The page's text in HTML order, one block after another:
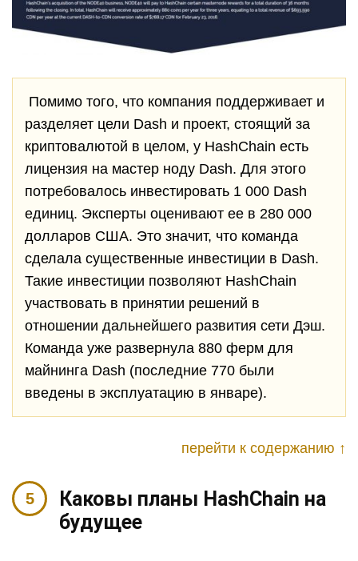
Помимо того, что компания поддерживает и
разделяет цели Dash и проект, стоящий за
криптовалютой в целом, у HashChain есть
лицензия на мастер ноду Dash. Для этого
потребовалось инвестировать 1 000 Dash
единиц. Эксперты оценивают ее в 280 000
долларов США. Это значит, что команда
сделала существенные инвестиции в Dash.
Такие инвестиции позволяют HashChain
участвовать в принятии решений в
отношении дальнейшего развития сети Дэш.
Команда уже развернула 880 ферм для
майнинга Dash (последние 770 были
введены в эксплуатацию в январе).
перейти к содержанию ↑
Каковы планы HashChain на
будущее